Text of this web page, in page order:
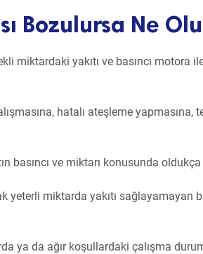
Bozulursa Ne
miktardaki yakıtı ve basıncı motora
hatalı ateşleme
basıncı ve miktarı konusunda oldukça
yeterli miktarda yakıtı sağlayamayan
ya da ağır koşullardaki çalışma